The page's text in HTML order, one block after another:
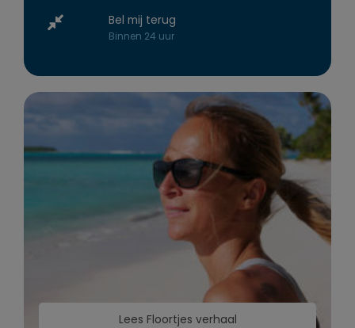
Bel mij terug
Binnen 24 uur
Lees Floortjes verhaal